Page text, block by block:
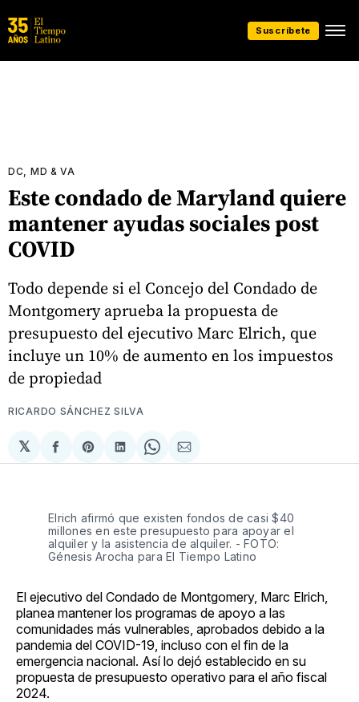
Suscríbete
DC, MD & VA
Este condado de Maryland quiere
mantener ayudas sociales post
COVID
Todo depende si el Concejo del Condado de
Montgomery aprueba la propuesta de
presupuesto del ejecutivo Marc Elrich, que
incluye un 10% de aumento en los impuestos
de propiedad
RICARDO SÁNCHEZ SILVA
𝕏
Compartir
en
Share
on
Compartir
en
Share
on
Compartir
via
Elrich afirmó que existen fondos de casi $40
millones en este presupuesto para apoyar el
alquiler y la asistencia de alquiler. - FOTO:
Génesis Arocha para El Tiempo Latino
El ejecutivo del Condado de Montgomery, Marc Elrich,
planea mantener los programas de apoyo a las
comunidades más vulnerables, aprobados debido a la
pandemia del COVID-19, incluso con el fin de la
emergencia nacional. Así lo dejó establecido en su
propuesta de presupuesto operativo para el año fiscal
2024.